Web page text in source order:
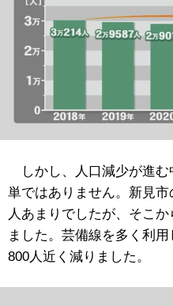
しかし、人口減少が進む
単ではありません。新見
人あまりでしたが、そこ
ました。芸備線を多く利
800人近く減りました。